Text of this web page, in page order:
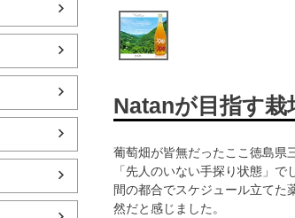
Natanが目指す栽
葡萄畑が皆無だったここ徳島県
「先人のいない手探り状態」
間の都合でスケジュール立てた
然だと感じました。